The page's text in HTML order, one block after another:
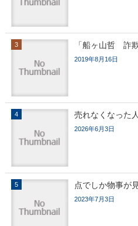
「船ヶ山哲 詐
2019年8月16日
売れなくなった
2026年6月3日
点でしか物事が
2023年7月3日